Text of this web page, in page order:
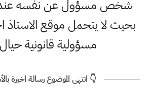
شخص مسؤول عن نفسه عند
بحيث لا يتحمل موقع
مسؤولية قانونية
👇 انتهى الموضوع رسالة اخيرة